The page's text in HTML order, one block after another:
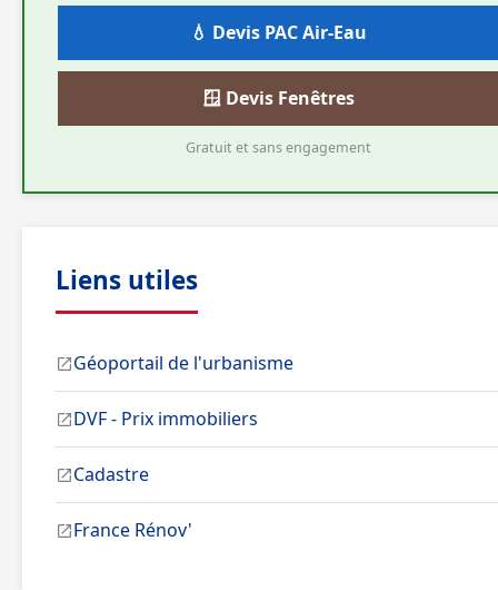
💧 Devis PAC Air-Eau
🪟 Devis Fenêtres
Gratuit et sans engagement
Liens utiles
Géoportail de l'urbanisme
DVF - Prix immobiliers
Cadastre
France Rénov'